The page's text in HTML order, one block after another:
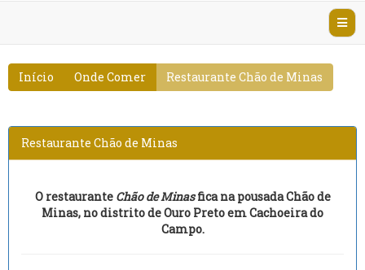
Início Onde Comer Restaurante Chão de Minas
Restaurante Chão de Minas
O restaurante Chão de Minasfica na pousada Chão de
Minas, no distrito de Ouro Preto em Cachoeira do
Campo.